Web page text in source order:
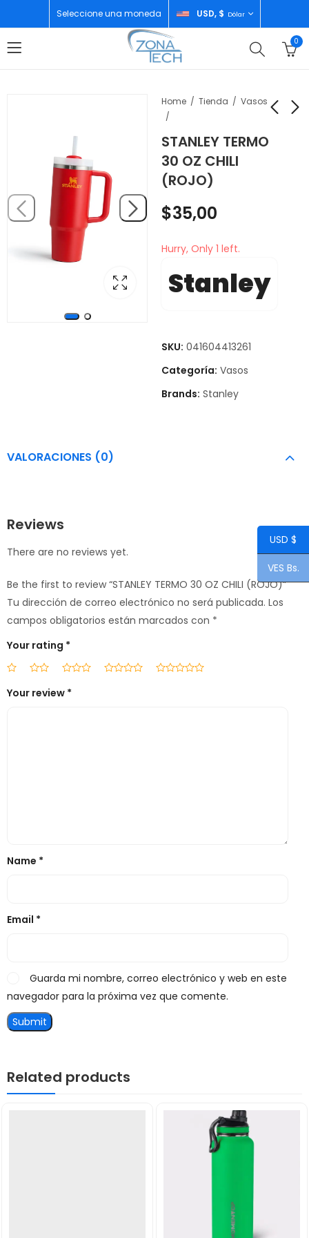
Seleccione una moneda USD, $ Dólar
0
Home Tienda Vasos
STANLEY TERMO
30 OZ CHILI
(ROJO)
MOLINO DE CAFE
80335G
$20,00
HORIZONTAL 100L
$
$35,00
Hurry, Only 1 left.
Stanley
SKU: 041604413261
Categoría: Vasos
Brands: Stanley
VALORACIONES (0)
Reviews
There are no reviews yet.
Be the first to review “STANLEY TERMO 30 OZ CHILI (ROJO)”
Tu dirección de correo electrónico no será publicada. Los
campos obligatorios están marcados con *
Your rating *
Your review *
Name *
Email *
Guarda mi nombre, correo electrónico y web en este
navegador para la próxima vez que comente.
Related products
USD $
VES Bs.